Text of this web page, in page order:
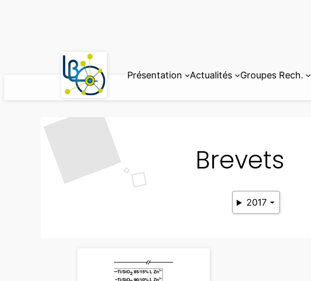
Présentation Actualités Groupes Rech.
Brevets
2017